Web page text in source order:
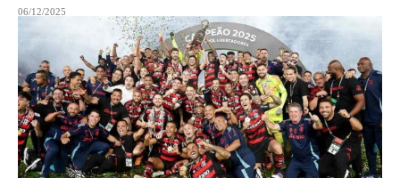
06/12/2025